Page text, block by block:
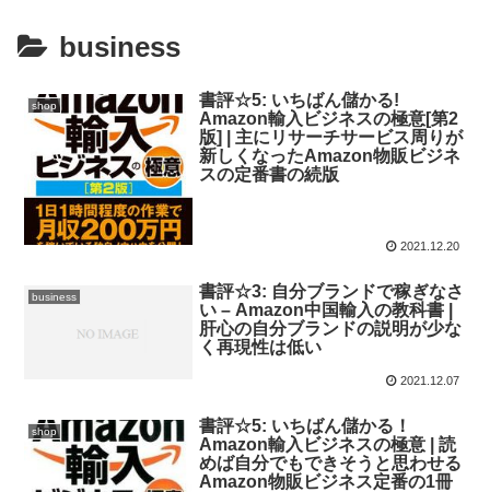
business
shop
書評☆5: いちばん儲かる!
Amazon輸入ビジネスの極意[第2
版] | 主にリサーチサービス周りが
新しくなったAmazon物販ビジネ
スの定番書の続版
2021.12.20
business
書評☆3: 自分ブランドで稼ぎなさ
い – Amazon中国輸入の教科書 |
肝心の自分ブランドの説明が少な
く再現性は低い
2021.12.07
shop
書評☆5: いちばん儲かる！
Amazon輸入ビジネスの極意 | 読
めば自分でもできそうと思わせる
Amazon物販ビジネス定番の1冊